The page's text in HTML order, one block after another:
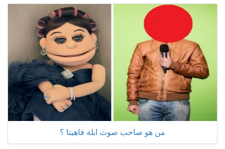
من هو صاحب صوت ابلة فاهيتا ؟